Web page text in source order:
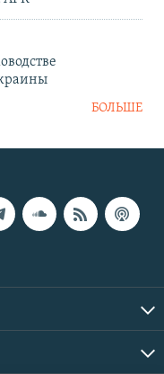
БОЛЬШЕ